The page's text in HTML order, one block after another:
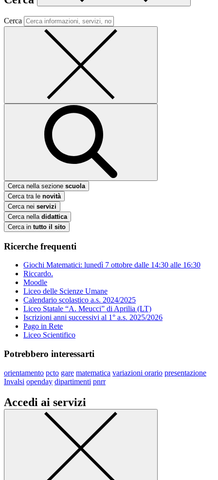
Cerca
Cerca nella sezione scuola
Cerca tra le novità
Cerca nei servizi
Cerca nella didattica
Cerca in tutto il sito
Ricerche frequenti
Giochi Matematici: lunedì 7 ottobre dalle 14:30 alle 16:30
Riccardo.
Moodle
Liceo delle Scienze Umane
Calendario scolastico a.s. 2024/2025
Liceo Statale “A. Meucci” di Aprilia (LT)
Iscrizioni anni successivi al 1° a.s. 2025/2026
Pago in Rete
Liceo Scientifico
Potrebbero interessarti
orientamento pcto gare matematica variazioni orario presentazione
Invalsi openday dipartimenti pnrr
Accedi ai servizi